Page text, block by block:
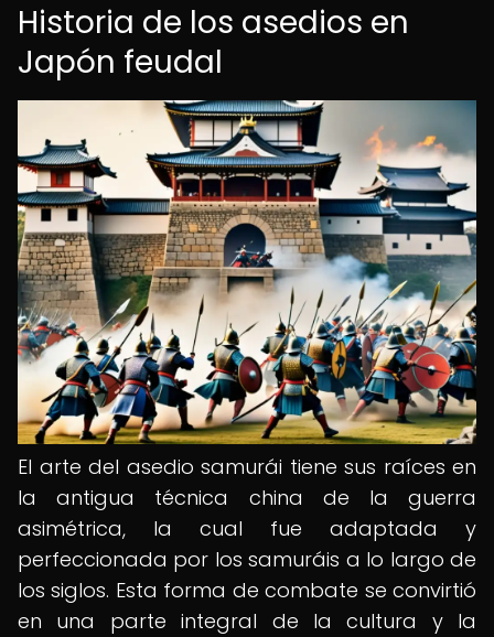
Historia de los asedios en
Japón feudal
El arte del asedio samurái tiene sus raíces en
la antigua técnica china de la guerra
asimétrica, la cual fue adaptada y
perfeccionada por los samuráis a lo largo de
los siglos. Esta forma de combate se convirtió
en una parte integral de la cultura y la